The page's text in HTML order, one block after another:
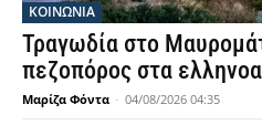
ΚΟΙΝΩΝΙΑ
Τραγωδία στο
πεζοπόρος στα
Μαρίζα Φόντα - 04/08/2026 04:35